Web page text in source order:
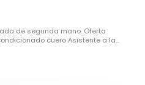
de segunda mano. Oferta
cuero Asistente a la...